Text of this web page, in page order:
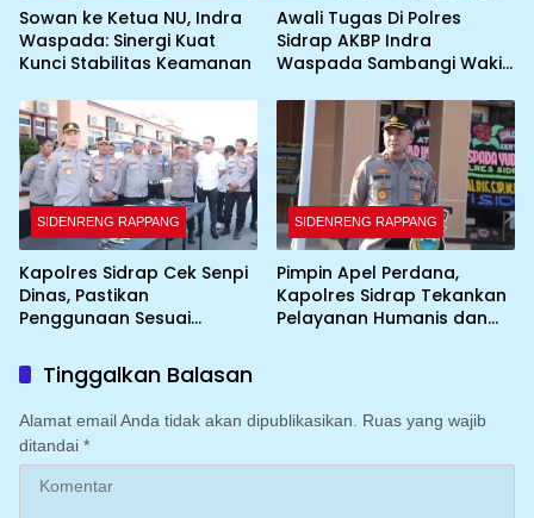
Sowan ke Ketua NU, Indra
Waspada: Sinergi Kuat
Kunci Stabilitas Keamanan
Awali Tugas Di Polres
Sidrap AKBP Indra
Waspada Sambangi Wakil
SIDENRENG RAPPANG
Kapolres Sidrap Cek Senpi
Dinas, Pastikan
Penggunaan Sesuai
SIDENRENG RAPPANG
Pimpin Apel Perdana,
Kapolres Sidrap Tekankan
Pelayanan Humanis dan
Tinggalkan Balasan
Alamat email Anda tidak akan dipublikasikan.
Ruas yang wajib
ditandai *